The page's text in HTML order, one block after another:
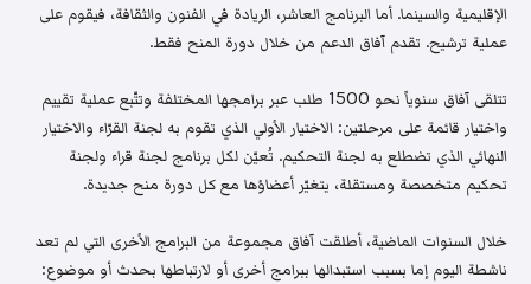
الإقليمية والسينما. أما البرنامج العاشر، الريادة في الفنون والثقافة، فيقوم على
عملية ترشيح. تقدم آفاق الدعم من خلال دورة المنح فقط.
تتلقى آفاق سنوياً نحو 1500 طلب عبر برامجها المختلفة وتتّبع عملية تقييم
واختيار قائمة على مرحلتين: الاختيار الأولي الذي تقوم به لجنة القرّاء والاختيار
النهائي الذي تضطلع به لجنة التحكيم. تُعيّن لكل برنامج لجنة قراء ولجنة
تحكيم متخصصة ومستقلة، يتغيّر أعضاؤها مع كل دورة منح جديدة.
خلال السنوات الماضية، أطلقت آفاق مجموعة من البرامج الأخرى التي لم تعد
ناشطة اليوم إما بسبب استبدالها ببرامج أخرى أو لارتباطها بحدث أو موضوع: